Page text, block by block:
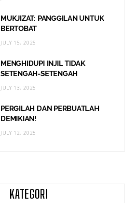
MUKJIZAT: PANGGILAN UNTUK
BERTOBAT
JULY 15, 2025
MENGHIDUPI INJIL TIDAK
SETENGAH-SETENGAH
JULY 13, 2025
PERGILAH DAN PERBUATLAH
DEMIKIAN!
JULY 12, 2025
KATEGORI